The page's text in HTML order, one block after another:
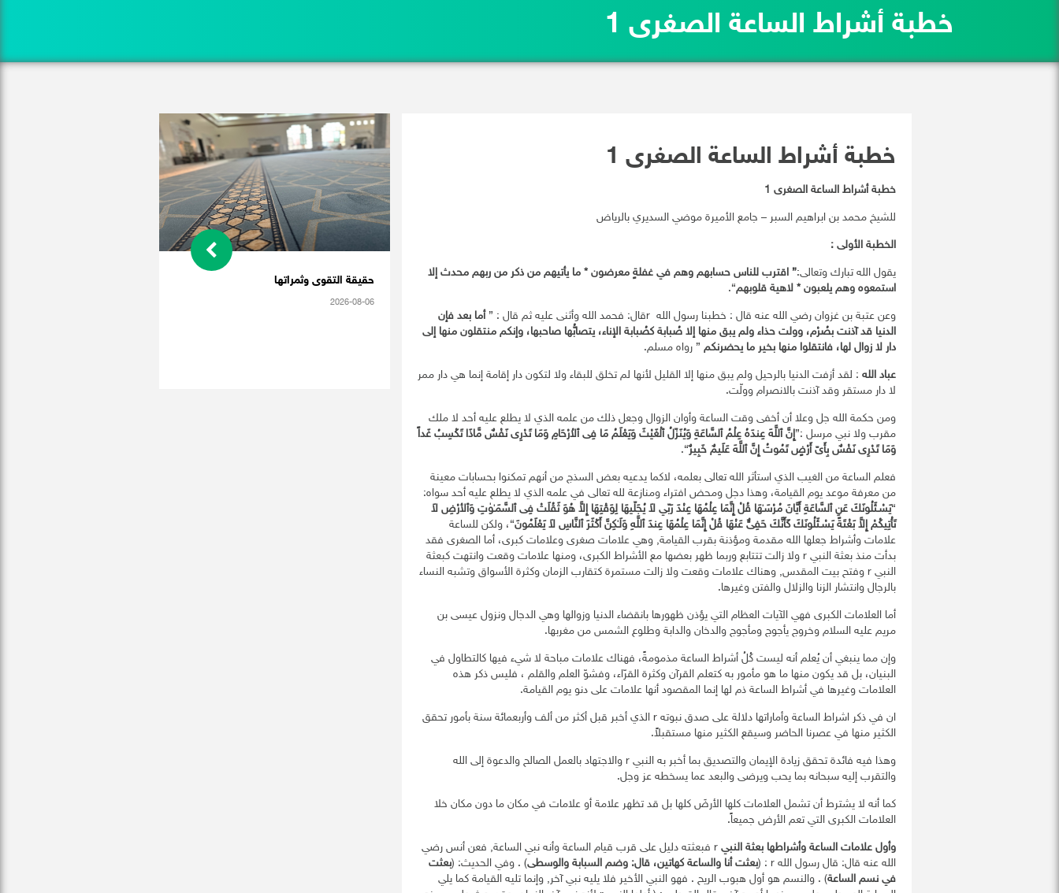
خطبة أشراط الساعة الصغرى 1
خطبة أشراط الساعة الصغرى 1
خطبة أشراط الساعة الصغرى 1
للشيخ محمد بن ابراهيم السبر – جامع الأميرة موضي السديري بالرياض
الخطبة الأولى :
يقول الله تبارك وتعالى:{ اقترب للناس حسابهم وهم في غفلةٍ معرضون * ما يأتيهم من ذكر من ربهم محدث إلا
استمعوه وهم يلعبون* لاهية قلوبهم}.
وعن عتبة بن غزوان رضي الله عنه قال : خطبنا رسول الله rقال: فحمد الله وأثنى عليه ثم قال : ” أما بعد فإن
الدنيا قد آذنت بصُرْم، وولت حذاء ولم يبق منها إلا صُبابة كصُبابة الإناء، يتصابُّها صاحبها، وإنكم منتقلون منها إلى
دار لا زوال لها، فانتقلوا منها بخير ما يحضرنكم” رواه مسلم.
عباد الله : لقد أزفت الدنيا بالرحيل ولم يبق منها إلا القليل لأنها لم تخلق للبقاء ولا لتكون دار إقامة إنما هي دار ممر
لا دار مستقر وقد آذنت بالانصرام وولّت.
ومن حكمة الله جل وعلا أن أخفى وقت الساعة وأوان الزوال وجعل ذلك من علمه الذي لا يطلع عليه أحد لا ملك
مقرب ولا نبي مرسل :{إِنَّ ٱللَّهَ عِندَهُ عِلْمُ ٱلسَّاعَةِ وَيُنَزّلُ ٱلْغَيْثَ وَيَعْلَمُ مَا فِى ٱلاْرْحَامِ وَمَا تَدْرِى نَفْسٌ مَّاذَا تَكْسِبُ غَداً
وَمَا تَدْرِى نَفْسٌ بِأَىّ أَرْضٍ تَمُوتُ إِنَّ ٱللَّهَ عَلَيمٌ خَبِيرٌ}.
فعلم الساعة من الغيب الذي استأثر الله تعالى بعلمه، لاكما يدعيه بعض السذج من أنهم تمكنوا بحسابات معينة
من معرفة موعد يوم القيامة، وهذا دجل ومحض افتراء ومنازعة لله تعالى في علمه الذي لا يطلع عليه أحد سواه:
}يَسْـئَلُونَكَ عَنِ ٱلسَّاعَةِ أَيَّانَ مُرْسَـٰهَا قُلْ إِنَّمَا عِلْمُهَا عِنْدَ رَبّي لاَ يُجَلّيهَا لِوَقْتِهَا إِلاَّ هُوَ ثَقُلَتْ فِى ٱلسَّمَـٰوٰتِ وَٱلأرْضِ لاَ
تَأْتِيكُمْ إِلاَّ بَغْتَةً يَسْـئَلُونَكَ كَأَنَّكَ حَفِىٌّ عَنْهَا قُلْ إِنَّمَا عِلْمُهَا عِندَ ٱللَّهِ وَلَـٰكِنَّ أَكْثَرَ ٱلنَّاسِ لاَ يَعْلَمُونَ}، ولكن للساعة
علامات وأشراط جعلها الله مقدمة ومؤذنة بقرب القيامة, وهي علامات صغرى وعلامات كبرى، أما الصغرى فقد
بدأت منذ بعثة النبي r ولا زالت تتتابع وربما ظهر بعضها مع الأشراط الكبرى، ومنها علامات وقعت وانتهت كبعثة
النبي r وفتح بيت المقدس, وهناك علامات وقعت ولا زالت مستمرة كتقارب الزمان وكثرة الأسواق وتشبه النساء
بالرجال وانتشار الزنا والزلال والفتن وغيرها.
أما العلامات الكبرى فهي الآيات العظام التي يؤذن ظهورها بانقضاء الدنيا وزوالها وهي الدجال ونزول عيسى بن
مريم عليه السلام وخروج يأجوج ومأجوج والدخان والدابة وطلوع الشمس من مغربها.
وإن مما ينبغي أن يُعلم أنه ليست كُلُ أشراط الساعة مذمومةً، فهناك علامات مباحة لا شيء فيها كالتطاول في
البنيان، بل قد يكون منها ما هو مأمور به كتعلم القرآن وكثرة القرّاء، وفشوّ العلم والقلم ، فليس ذكر هذه
العلامات وغيرها في أشراط الساعة ذم لها إنما المقصود أنها علامات على دنو يوم القيامة.
ان في ذكر اشراط الساعة وأماراتها دلالة على صدق نبوته r الذي أخبر قبل أكثر من ألف وأربعمائة سنة بأمور تحقق
الكثير منها في عصرنا الحاضر وسيقع الكثير منها مستقبلاً.
وهذا فيه فائدة تحقق زيادة الإيمان والتصديق بما أخبر به النبي r والاجتهاد بالعمل الصالح والدعوة إلى الله
والتقرب إليه سبحانه بما يحب ويرضى والبعد عما يسخطه عز وجل.
كما أنه لا يشترط أن تشمل العلامات كلها الأرضَ كلها بل قد تظهر علامة أو علامات في مكان ما دون مكان خلا
العلامات الكبرى التي تعم الأرض جميعاً.
وأول علامات الساعة وأشراطها بعثة النبي r فبعثته دليل على قرب قيام الساعة وأنه نبي الساعة, فعن أنس رضي
الله عنه قال: قال رسول الله r : (
بعثت أنا والساعة كهاتين، قال: وضم السبابة والوسطى) . وفي الحديث: (بعثت
في نسم الساعة) . والنسم هو أول هبوب الريح . فهو النبي الأخير فلا يليه نبي آخر, وإنما تليه القيامة كما يلي
حقيقة التقوى وثمراتها
2026-08-06